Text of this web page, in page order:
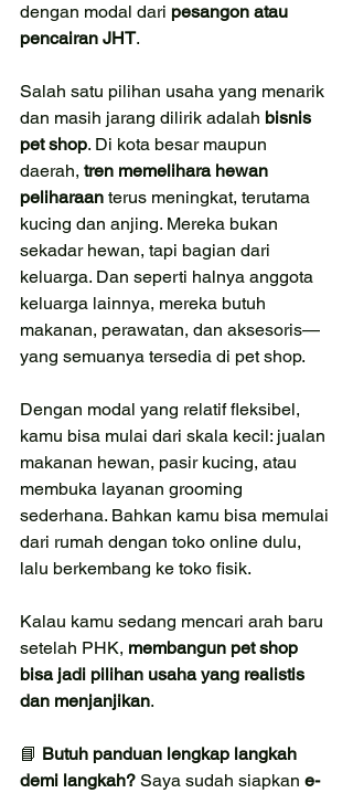
dengan modal dari pesangon atau
pencairan JHT.
Salah satu pilihan usaha yang menarik
dan masih jarang dilirik adalah bisnis
pet shop. Di kota besar maupun
daerah, tren memelihara hewan
peliharaan terus meningkat, terutama
kucing dan anjing. Mereka bukan
sekadar hewan, tapi bagian dari
keluarga. Dan seperti halnya anggota
keluarga lainnya, mereka butuh
makanan, perawatan, dan aksesoris—
yang semuanya tersedia di pet shop.
Dengan modal yang relatif fleksibel,
kamu bisa mulai dari skala kecil: jualan
makanan hewan, pasir kucing, atau
membuka layanan grooming
sederhana. Bahkan kamu bisa memulai
dari rumah dengan toko online dulu,
lalu berkembang ke toko fisik.
Kalau kamu sedang mencari arah baru
setelah PHK, membangun pet shop
bisa jadi pilihan usaha yang realistis
dan menjanjikan.
📘 Butuh panduan lengkap langkah
demi langkah? Saya sudah siapkan e-